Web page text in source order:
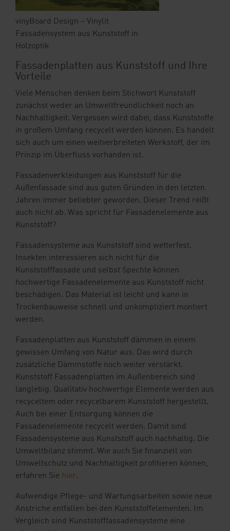
vinyBoard Design – Vinylit
Fassadensystem aus Kunststoff in
Holzoptik
Fassadenplatten aus Kunststoff und Ihre
Vorteile
Viele Menschen denken beim Stichwort Kunststoff
zunächst weder an Umweltfreundlichkeit noch an
Nachhaltigkeit. Vergessen wird dabei, dass Kunststoffe
in großem Umfang recycelt werden können. Es handelt
sich auch um einen weitverbreiteten Werkstoff, der im
Prinzip im Überfluss vorhanden ist.
Fassadenverkleidungen aus Kunststoff für die
Außenfassade sind aus guten Gründen in den letzten
Jahren immer beliebter geworden. Dieser Trend reißt
auch nicht ab. Was spricht für Fassadenelemente aus
Kunststoff?
Fassadensysteme aus Kunststoff sind wetterfest.
Insekten interessieren sich nicht für die
Kunststofffassade und selbst Spechte können
hochwertige Fassadenelemente aus Kunststoff nicht
beschädigen. Das Material ist leicht und kann in
Trockenbauweise schnell und unkompliziert montiert
werden.
Fassadenplatten aus Kunststoff dämmen in einem
gewissen Umfang von Natur aus. Das wird durch
zusätzliche Dämmstoffe noch weiter verstärkt.
Kunststoff Fassadenplatten im Außenbereich sind
langlebig. Qualitativ hochwertige Elemente werden aus
recyceltem oder recycelbarem Kunststoff hergestellt.
Auch bei einer Entsorgung können die
Fassadenelemente recycelt werden. Damit sind
Fassadensysteme aus Kunststoff auch nachhaltig. Die
Umweltbilanz stimmt. Wie auch Sie finanziell von
Umweltschutz und Nachhaltigkeit profitieren können,
erfahren Sie hier.
Aufwendige Pflege- und Wartungsarbeiten sowie neue
Anstriche entfallen bei den Kunststoffelementen. Im
Vergleich sind Kunststofffassadensysteme eine